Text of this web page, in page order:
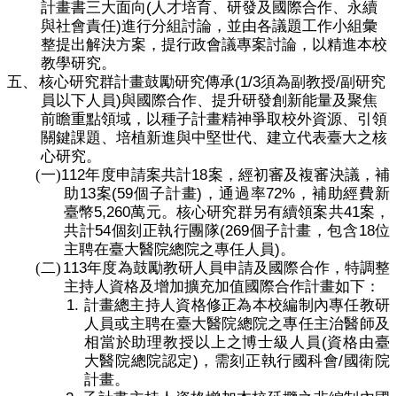
計畫書三大面向(人才培育、研發及國際合作、永續
與社會責任)進行分組討論，並由各議題工作小組彙
整提出解決方案，提行政會議專案討論，以精進本校
教學研究。
五、
核心研究群計畫鼓勵研究傳承(1/3須為副教授/副研究
員以下人員)與國際合作、提升研發創新能量及聚焦
前瞻重點領域，以種子計畫精神爭取校外資源、引領
關鍵課題、培植新進與中堅世代、建立代表臺大之核
心研究。
(一)112年度申請案共計18案，經初審及複審決議，補
助13案(59個子計畫) ，通過率72% ，補助經費新
臺幣5,260萬元。核心研究群另有續領案共41案，
共計54個刻正執行團隊(269個子計畫，包含18位
主聘在臺大醫院總院之專任人員)。
(二) 113年度為鼓勵教研人員申請及國際合作，特調整
主持人資格及增加擴充加值國際合作計畫如下：
1. 計畫總主持人 資格修正為本校編制內專任教研
人員或主聘在臺大醫院總院之專任主治醫師及
相當於助理教授以上之博士級人員 (資格由臺
大醫院總院認定) ，需刻正執行國科會/ 國衛院
計畫。